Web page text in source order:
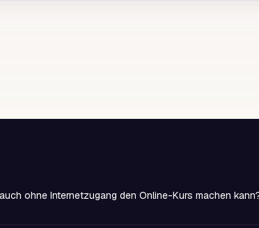
ohne Internetzugang den Online-Kurs machen